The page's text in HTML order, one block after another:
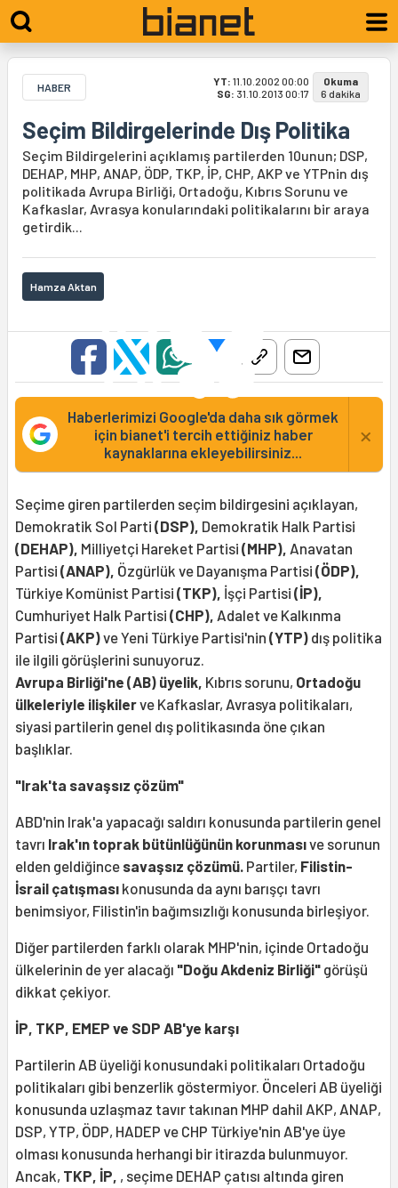
HABER YT: 11.10.2002 00:00
SG: 31.10.2013 00:17
Okuma
6 dakika
Seçim Bildirgelerinde Dış Politika
Seçim Bildirgelerini açıklamış partilerden 10unun; DSP,
DEHAP, MHP, ANAP, ÖDP, TKP, İP, CHP, AKP ve YTPnin dış
politikada Avrupa Birliği, Ortadoğu, Kıbrıs Sorunu ve
Kafkaslar, Avrasya konularındaki politikalarını bir araya
getirdik...
Hamza Aktan
Haberlerimizi Google'da daha sık görmek
için bianet'i tercih ettiğiniz haber
kaynaklarına ekleyebilirsiniz...
×
Seçime giren partilerden seçim bildirgesini açıklayan,
Demokratik Sol Parti (DSP), Demokratik Halk Partisi
(DEHAP), Milliyetçi Hareket Partisi (MHP), Anavatan
Partisi (ANAP), Özgürlük ve Dayanışma Partisi (ÖDP),
Türkiye Komünist Partisi (TKP), İşçi Partisi (İP),
Cumhuriyet Halk Partisi (CHP), Adalet ve Kalkınma
Partisi (AKP)ve Yeni Türkiye Partisi'nin (YTP) dış politika
ile ilgili görüşlerini sunuyoruz.
Avrupa Birliği'ne (AB) üyelik, Kıbrıs sorunu, Ortadoğu
ülkeleriyle ilişkilerve Kafkaslar, Avrasya politikaları,
siyasi partilerin genel dış politikasında öne çıkan
başlıklar.
"Irak'ta savaşsız çözüm"
ABD'nin Irak'a yapacağı saldırı konusunda partilerin genel
tavrı Irak'ın toprak bütünlüğünün korunmasıve sorunun
elden geldiğince savaşsız çözümü. Partiler, Filistin-
İsrail çatışması konusunda da aynı barışçı tavrı
benimsiyor, Filistin'in bağımsızlığı konusunda birleşiyor.
Diğer partilerden farklı olarak MHP'nin, içinde Ortadoğu
ülkelerinin de yer alacağı "Doğu Akdeniz Birliği" görüşü
dikkat çekiyor.
İP, TKP, EMEP ve SDP AB'ye karşı
Partilerin AB üyeliği konusundaki politikaları Ortadoğu
politikaları gibi benzerlik göstermiyor. Önceleri AB üyeliği
konusunda uzlaşmaz tavır takınan MHP dahil AKP, ANAP,
DSP, YTP, ÖDP, HADEP ve CHP Türkiye'nin AB'ye üye
olması konusunda herhangi bir itirazda bulunmuyor.
Ancak, TKP, İP, , seçime DEHAP çatısı altında giren